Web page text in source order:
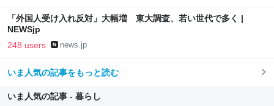
「外国人受け入れ反対」大幅増 東大調査、若い世代で多く |
NEWSjp
248 users news.jp
いま人気の記事をもっと読む
いま人気の記事 - 暮らし